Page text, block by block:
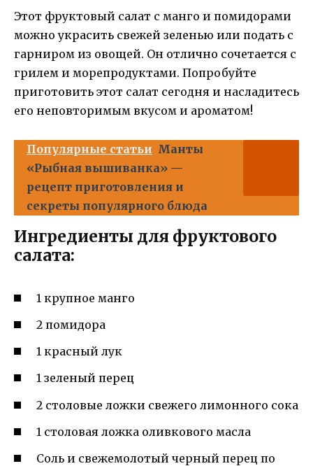
Этот фруктовый салат с манго и помидорами
можно украсить свежей зеленью или подать с
гарниром из овощей. Он отлично сочетается с
грилем и морепродуктами. Попробуйте
приготовить этот салат сегодня и насладитесь
его неповторимым вкусом и ароматом!
Популярные статьи Манты
«Рыбная вышиванка» —
рецепт приготовления и
секреты популярного блюда
Ингредиенты для фруктового
салата:
1 крупное манго
2 помидора
1 красный лук
1 зеленый перец
2 столовые ложки свежего лимонного сока
1 столовая ложка оливкового масла
Соль и свежемолотый черный перец по